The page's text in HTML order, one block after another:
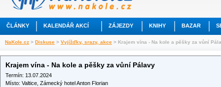
ČLÁNKY KALENDÁŘ AKCÍ ZÁJEZDY KNIHY BAZAR
NaKole.cz > Diskuse > Vyjížďky, srazy, akce > Krajem vína - Na kole a pěšky za vůní
Krajem vína - Na kole a pěšky za vůní Pálavy
Termín: 13.07.2024
Místo: Valtice, Zámecký hotel Anton Florian